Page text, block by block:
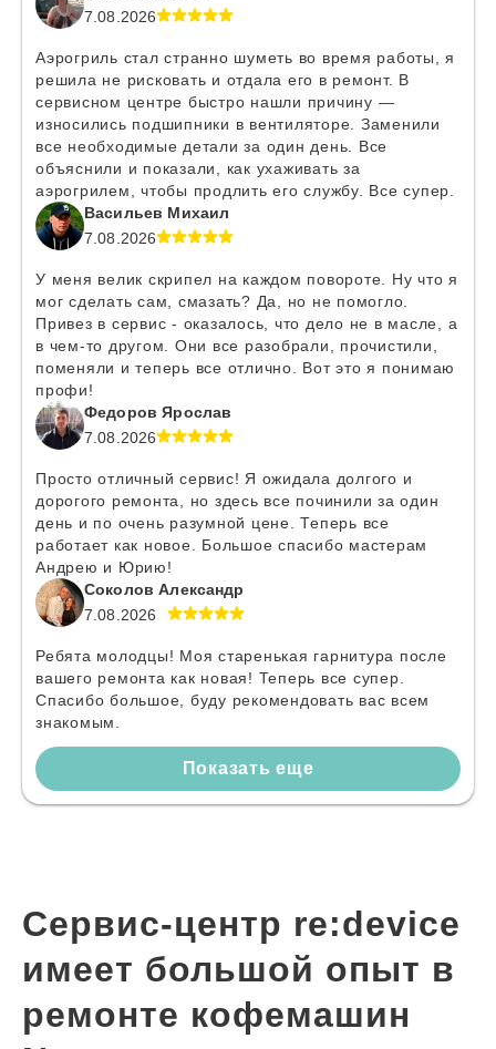
7.08.2026
Аэрогриль стал странно шуметь во время работы, я
решила не рисковать и отдала его в ремонт. В
сервисном центре быстро нашли причину —
износились подшипники в вентиляторе. Заменили
все необходимые детали за один день. Все
объяснили и показали, как ухаживать за
аэрогрилем, чтобы продлить его службу. Все супер.
Васильев Михаил
7.08.2026
У меня велик скрипел на каждом повороте. Ну что я
мог сделать сам, смазать? Да, но не помогло.
Привез в сервис - оказалось, что дело не в масле, а
в чем-то другом. Они все разобрали, прочистили,
поменяли и теперь все отлично. Вот это я понимаю
профи!
Федоров Ярослав
7.08.2026
Просто отличный сервис! Я ожидала долгого и
дорогого ремонта, но здесь все починили за один
день и по очень разумной цене. Теперь все
работает как новое. Большое спасибо мастерам
Андрею и Юрию!
Соколов Александр
7.08.2026
Ребята молодцы! Моя старенькая гарнитура после
вашего ремонта как новая! Теперь все супер.
Спасибо большое, буду рекомендовать вас всем
знакомым.
Показать еще
Сервис-центр re:device
имеет большой опыт в
ремонте кофемашин